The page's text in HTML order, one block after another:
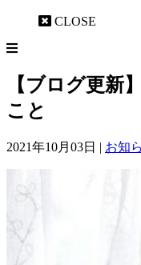
CLOSE
【ブログ更新
こと
2021年10月03日 | お知